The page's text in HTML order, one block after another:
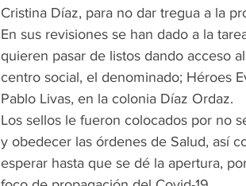
Cristina Díaz, para no dar tregua a la
En sus revisiones se han dado a la
quieren pasar de listos dando acceso
centro social, el denominado; Héroes
Pablo Livas, en la colonia Díaz Ordaz.
Los sellos le fueron colocados por no
y obedecer las órdenes de Salud, así
esperar hasta que se dé la apertura,